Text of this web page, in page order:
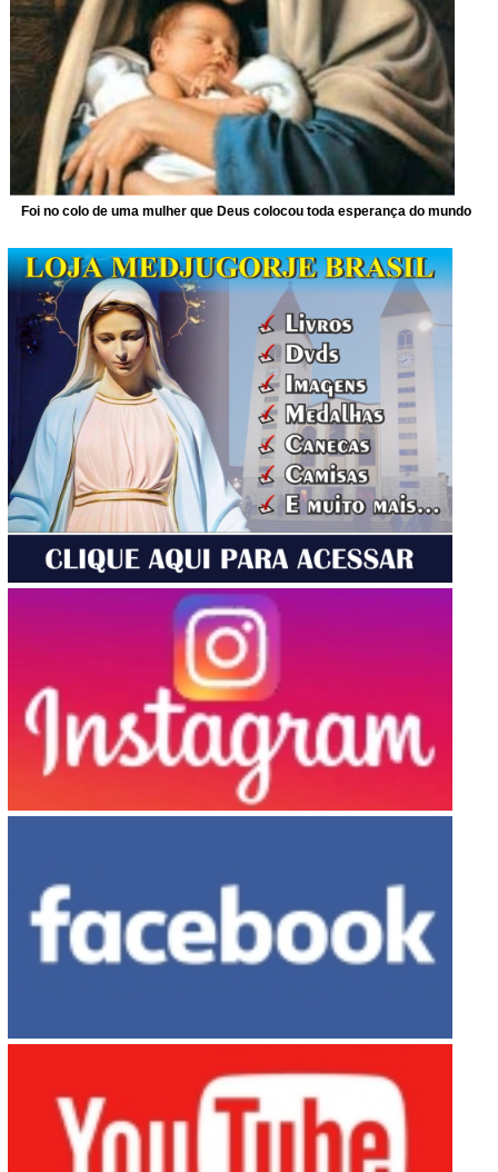
Foi no colo de uma mulher que Deus colocou toda esperança do mundo